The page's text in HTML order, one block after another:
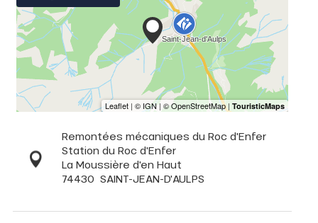
Remontées mécaniques du Roc d'Enfer
Station du Roc d'Enfer
La Moussière d'en Haut
74430 SAINT-JEAN-D'AULPS